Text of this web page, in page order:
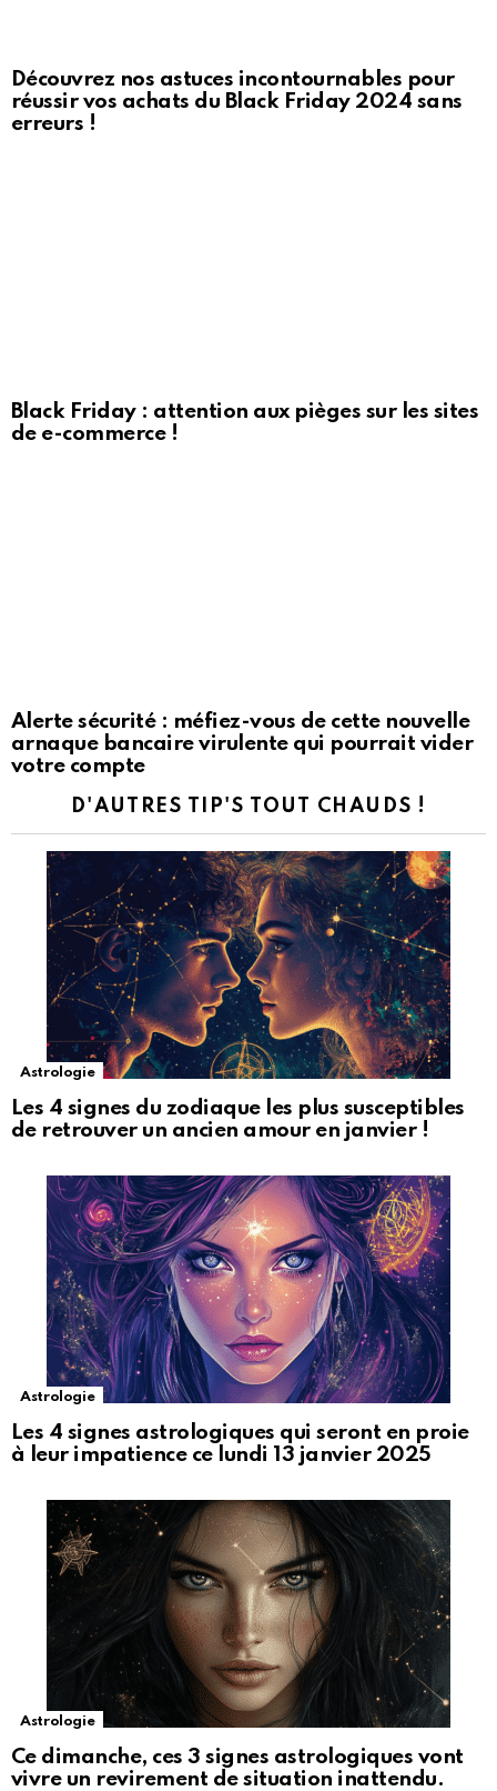
Découvrez nos astuces incontournables pour
réussir vos achats du Black Friday 2024 sans
erreurs !
Black Friday : attention aux pièges sur les sites
de e-commerce !
Alerte sécurité : méfiez-vous de cette nouvelle
arnaque bancaire virulente qui pourrait vider
votre compte
D'AUTRES TIP'S TOUT CHAUDS !
Astrologie
Les 4 signes du zodiaque les plus susceptibles
de retrouver un ancien amour en janvier !
Astrologie
Les 4 signes astrologiques qui seront en proie
à leur impatience ce lundi 13 janvier 2025
Astrologie
Ce dimanche, ces 3 signes astrologiques vont
vivre un revirement de situation inattendu.